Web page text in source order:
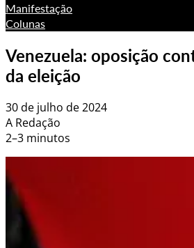
Manifestação
Colunas
Venezuela: oposição
da eleição
30 de julho de 2024
A Redação
2–3 minutos